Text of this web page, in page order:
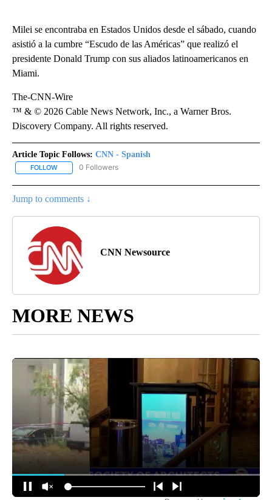
Milei se encontraba en Estados Unidos desde el sábado, cuando
asistió a la cumbre “Escudo de las Américas” que realizó el
presidente Donald Trump con sus aliados latinoamericanos en
Miami.
The-CNN-Wire
™ & © 2026 Cable News Network, Inc., a Warner Bros.
Discovery Company. All rights reserved.
Article Topic Follows: CNN - Spanish
FOLLOW FOLLOW "CNN - SPANISH" TO RECEIVE NOTIFICATIONS ABOUT
0 Followers
Jump to comments ↓
CNN Newsource
MORE NEWS